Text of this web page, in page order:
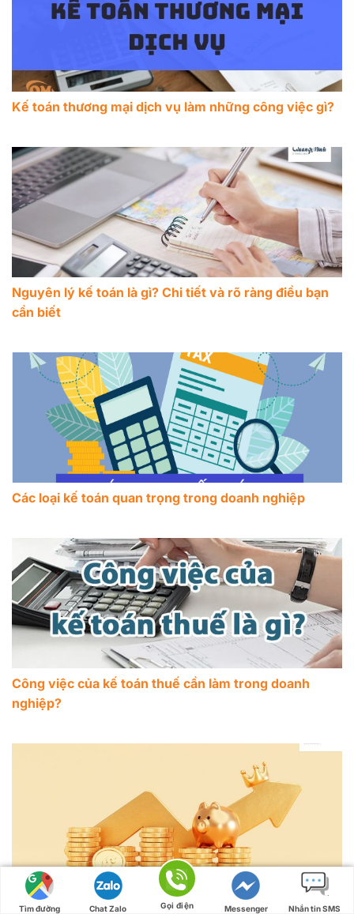
Kế toán thương mại dịch vụ làm những công việc gì?
Nguyên lý kế toán là gì? Chi tiết và rõ ràng điều bạn
cần biết
Các loại kế toán quan trọng trong doanh nghiệp
Công việc của kế toán thuế cần làm trong doanh
nghiệp?
Tổng nguồn vốn và cách xác định tổng nguồn vốn
của doanh nghiệp
Tìm đường Chat Zalo Gọi điện Messenger Nhắn tin SMS